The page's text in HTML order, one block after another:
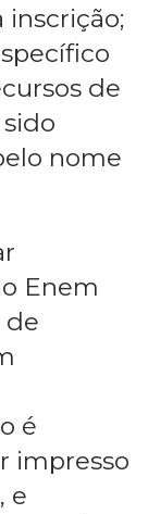
de
nome
Enem
de
é
impresso
e